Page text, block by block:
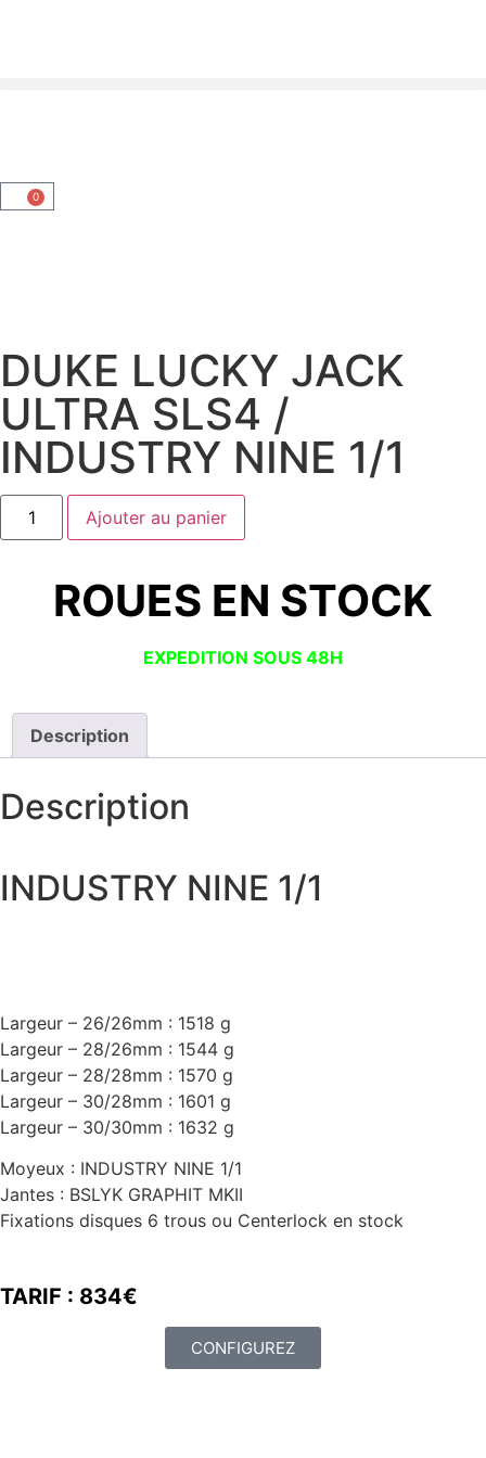
0
DUKE LUCKY JACK
ULTRA SLS4 /
INDUSTRY NINE 1/1
Ajouter au panier
ROUES EN STOCK
EXPEDITION SOUS 48H
Description
Description
INDUSTRY NINE 1/1
Largeur – 26/26mm : 1518 g
Largeur – 28/26mm : 1544 g
Largeur – 28/28mm : 1570 g
Largeur – 30/28mm : 1601 g
Largeur – 30/30mm : 1632 g
Moyeux : INDUSTRY NINE 1/1
Jantes : BSLYK GRAPHIT MKII
Fixations disques 6 trous ou Centerlock en stock
TARIF : 834€
CONFIGUREZ